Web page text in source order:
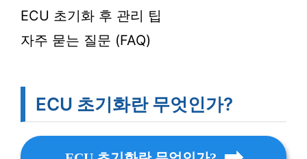
ECU 초기화 후 관리 팁
자주 묻는 질문 (FAQ)
ECU 초기화란 무엇인가?